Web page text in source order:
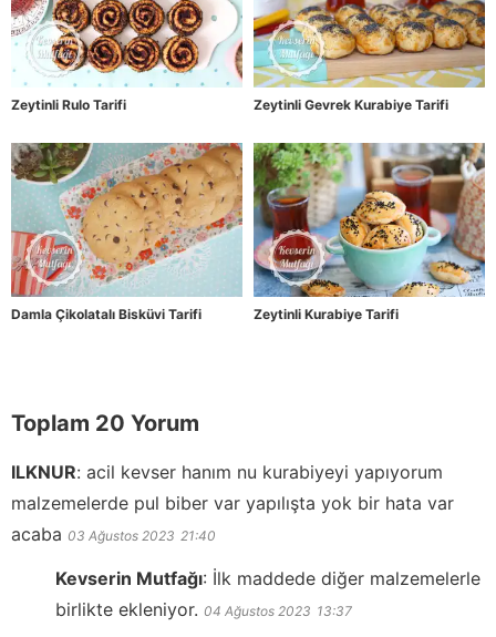
Zeytinli Rulo Tarifi Zeytinli Gevrek Kurabiye Tarifi
Damla Çikolatalı Bisküvi Tarifi Zeytinli Kurabiye Tarifi
Toplam 20 Yorum
ILKNUR: acil kevser hanım nu kurabiyeyi yapıyorum
malzemelerde pul biber var yapılışta yok bir hata var
acaba 03 Ağustos 2023 21:40
Kevserin Mutfağı: İlk maddede diğer malzemelerle
birlikte ekleniyor. 04 Ağustos 2023 13:37